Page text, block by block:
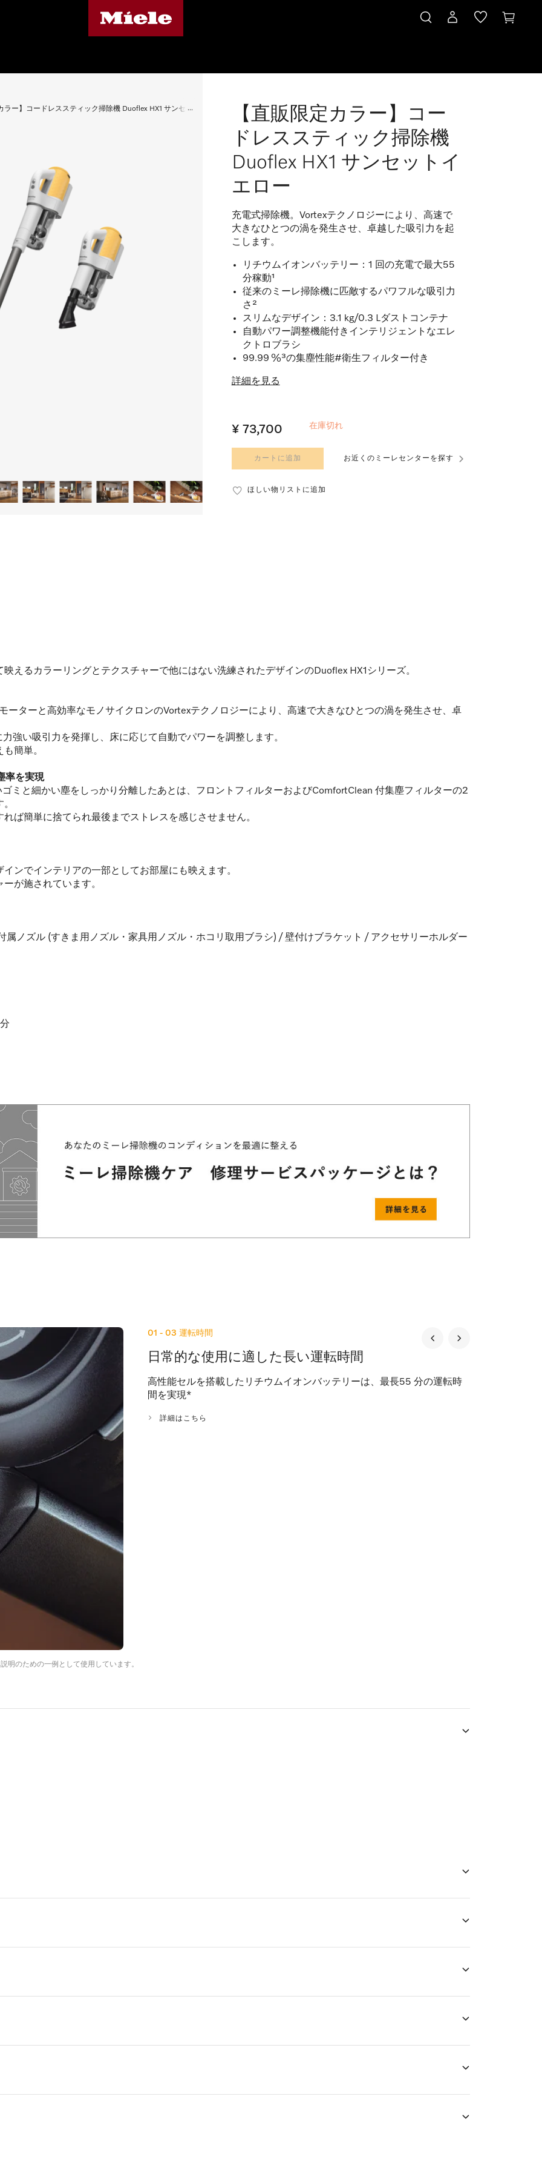
ラー】コードレススティック掃除機 Duoflex HX1 サンセットイエロー
【直販限定カラー】コー
ドレススティック掃除機
Duoflex HX1 サンセットイ
エロー
充電式掃除機。Vortexテクノロジーにより、高速で
大きなひとつの渦を発生させ、卓越した吸引力を起
こします。
リチウムイオンバッテリー：1 回の充電で最大55
分稼動¹
従来のミーレ掃除機に匹敵するパワフルな吸引力
さ²
スリムなデザイン：3.1 kg/0.3 Lダストコンテナ
自動パワー調整機能付きインテリジェントなエレ
クトロブラシ
99.99 %³の集塵性能#衛生フィルター付き
詳細を見る
¥ 73,700 在庫切れ
カートに追加 お近くのミーレセンターを探す
ほしい物リストに追加
えるカラーリングとテクスチャーで他にはない洗練されたデザインのDuoflex HX1シリーズ。
ーターと高効率なモノサイクロンのVortexテクノロジーにより、高速で大きなひとつの渦を発生させ、卓
強い吸引力を発揮し、床に応じて自動でパワーを調整します。
簡単。
率を実現
ミと細かい塵をしっかり分離したあとは、フロントフィルターおよびComfortClean 付集塵フィルターの2
ば簡単に捨てられ最後までストレスを感じさせません。
ンでインテリアの一部としてお部屋にも映えます。
が施されています。
ノズル (すきま用ノズル・家具用ノズル・ホコリ取用ブラシ) / 壁付けブラケット / アクセサリーホルダー
01 - 03 運転時間
日常的な使用に適した長い運転時間
高性能セルを搭載したリチウムイオンバッテリーは、最長55 分の運転時
間を実現*
詳細はこちら
明のための一例として使用しています。